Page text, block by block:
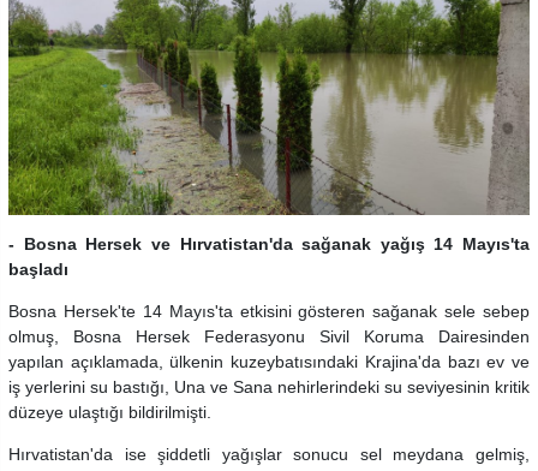
- Bosna Hersek ve Hırvatistan'da sağanak yağış 14 Mayıs'ta
başladı
Bosna Hersek'te 14 Mayıs'ta etkisini gösteren sağanak sele sebep
olmuş, Bosna Hersek Federasyonu Sivil Koruma Dairesinden
yapılan açıklamada, ülkenin kuzeybatısındaki Krajina'da bazı ev ve
iş yerlerini su bastığı, Una ve Sana nehirlerindeki su seviyesinin kritik
düzeye ulaştığı bildirilmişti.
Hırvatistan'da ise şiddetli yağışlar sonucu sel meydana gelmiş,